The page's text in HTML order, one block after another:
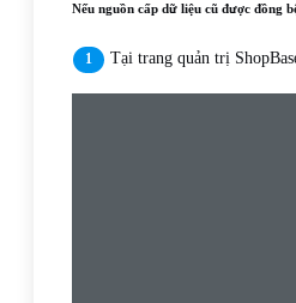
Nếu nguồn cấp dữ liệu cũ được đồng
Tại trang quản trị